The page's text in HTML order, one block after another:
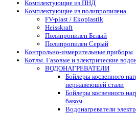
Комплектующие из ПНД
Комплектующие из полипропилена
FV-plast / Ekoplastik
Heisskraft
Полипропилен Белый
Полипропилен Серый
Контрольно-измерительные приборы
Котлы. Газовые и электрические
ВОДОНАГРЕВАТЕЛИ
Бойлеры косвенного
нержавеющей стали
Бойлеры косвенного
баком
Водонагреватели